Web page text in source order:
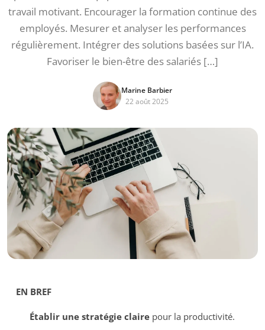
travail motivant. Encourager la formation continue des
employés. Mesurer et analyser les performances
régulièrement. Intégrer des solutions basées sur l’IA.
Favoriser le bien-être des salariés […]
Marine Barbier
22 août 2025
EN BREF
Établir une stratégie clairepour la productivité.